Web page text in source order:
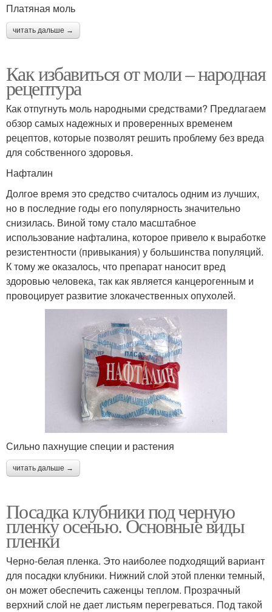
Платяная моль
читать дальше →
Как избавиться от моли – народная
рецептура
Как отпугнуть моль народными средствами? Предлагаем
обзор самых надежных и проверенных временем
рецептов, которые позволят решить проблему без вреда
для собственного здоровья.
Нафталин
Долгое время это средство считалось одним из лучших,
но в последние годы его популярность значительно
снизилась. Виной тому стало масштабное
использование нафталина, которое привело к выработке
резистентности (привыкания) у большинства популяций.
К тому же оказалось, что препарат наносит вред
здоровью человека, так как является канцерогенным и
провоцирует развитие злокачественных опухолей.
Сильно пахнущие специи и растения
читать дальше →
Посадка клубники под черную
пленку осенью. Основные виды
пленки
Черно-белая пленка. Это наиболее подходящий вариант
для посадки клубники. Нижний слой этой пленки темный,
он может обеспечить саженцы теплом. Прозрачный
верхний слой не дает листьям перегреваться. Под такой